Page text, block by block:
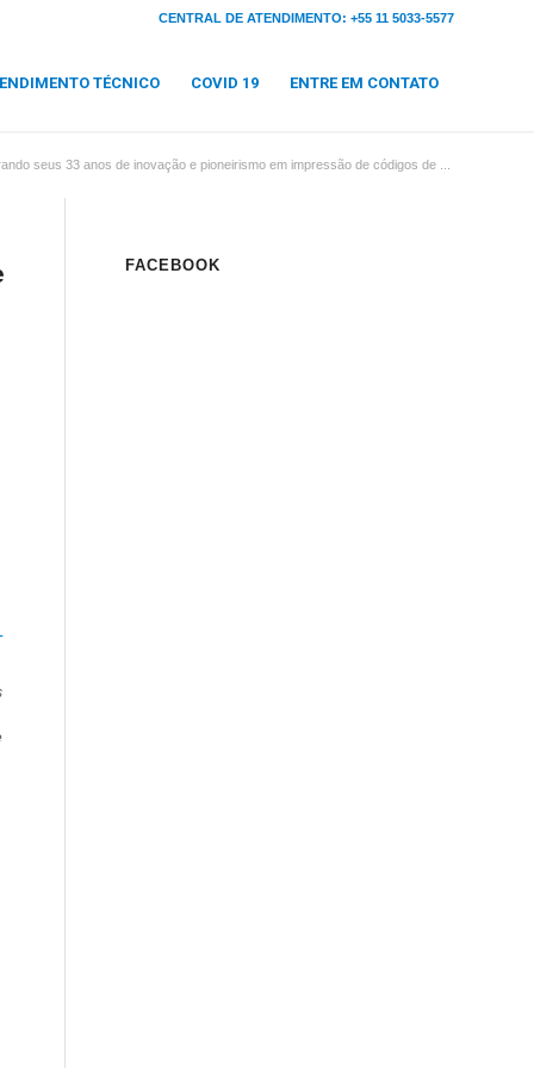
CENTRAL DE ATENDIMENTO: +55 11 5033-5577
TÉCNICO COVID 19 ENTRE EM CONTATO
seus 33 anos de inovação e pioneirismo em impressão de códigos de ...
FACEBOOK